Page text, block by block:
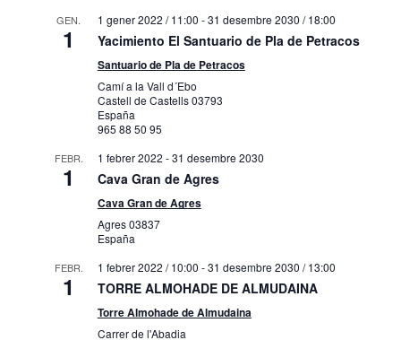
GEN.
1
1 gener 2022 / 11:00 -31 desembre 2030 / 18:00
Yacimiento El Santuario de Pla de Petracos
Santuario de Pla de Petracos
Camí a la Vall d´Ebo
Castell de Castells03793
España
965 88 50 95
FEBR.
1
1 febrer 2022 -31 desembre 2030
Cava Gran de Agres
Cava Gran de Agres
Agres03837
España
FEBR.
1
1 febrer 2022 / 10:00 -31 desembre 2030 / 13:00
TORRE ALMOHADE DE ALMUDAINA
Torre Almohade de Almudaina
Carrer de l'Abadia